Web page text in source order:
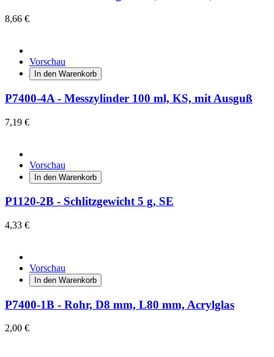
8,66 €
Vorschau
In den Warenkorb
P7400-4A - Messzylinder 100 ml, KS, mit Ausguß
7,19 €
Vorschau
In den Warenkorb
P1120-2B - Schlitzgewicht 5 g, SE
4,33 €
Vorschau
In den Warenkorb
P7400-1B - Rohr, D8 mm, L80 mm, Acrylglas
2,00 €